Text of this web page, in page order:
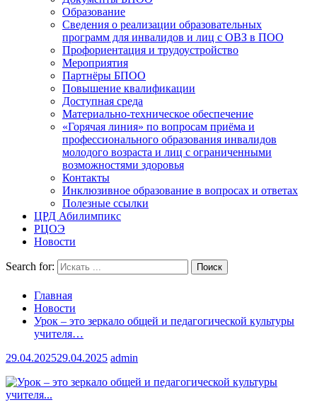
Образование
Сведения о реализации образовательных
программ для инвалидов и лиц с ОВЗ в ПОО
Профориентация и трудоустройство
Мероприятия
Партнёры БПОО
Повышение квалификации
Доступная среда
Материально-техническое обеспечение
«Горячая линия» по вопросам приёма и
профессионального образования инвалидов
молодого возраста и лиц с ограниченными
возможностями здоровья
Контакты
Инклюзивное образование в вопросах и ответах
Полезные ссылки
ЦРД Абилимпикс
РЦОЭ
Новости
Search for:
Главная
Новости
Урок – это зеркало общей и педагогической культуры
учителя…
29.04.202529.04.2025 admin